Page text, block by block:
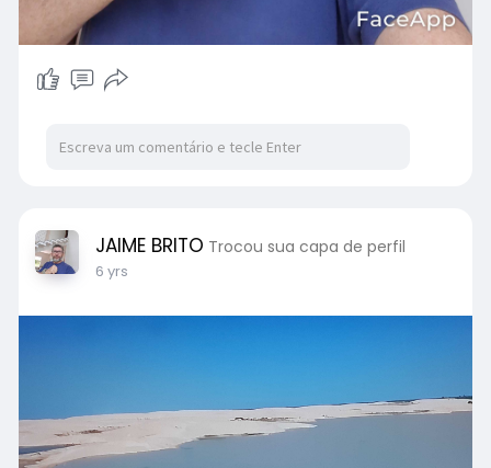
JAIME BRITO Trocou sua capa de perfil
6 yrs